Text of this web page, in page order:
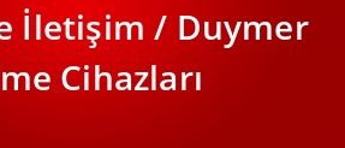
İletişim / Duymer
Cihazları